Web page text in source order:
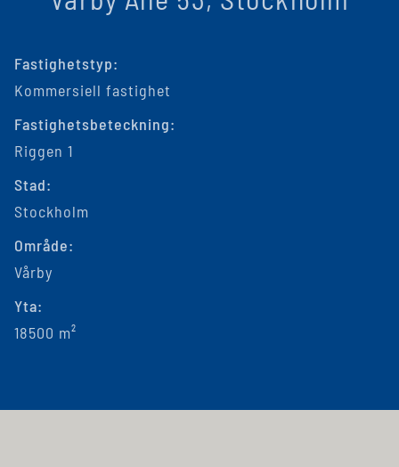
Fastighetstyp:
Kommersiell fastighet
Fastighetsbeteckning:
Riggen 1
Stad:
Stockholm
Område:
Vårby
Yta:
18500 m²